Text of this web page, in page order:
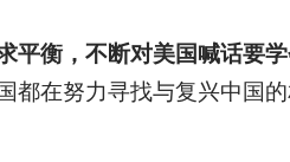
平衡，不断对美国喊话要
都在努力寻找与复兴中国